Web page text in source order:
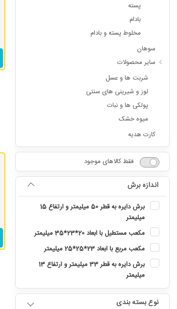
پسته
بادام
مخلوط پسته و بادام
سوهان
سایر محصولات
شربت ها و عسل
لوز و شیرینی های سنتی
پولکی ها و نبات
میوه خشک
کارت هدیه
فقط کالاهای موجود
اندازه برش
برش دایره به قطر 50 میلیمتر و ارتفاع 15
میلیمتر
مکعب مستطیل با ابعاد 20*23*35 میلیمتر
مکعب مربع با ابعاد 23*25*25 میلیمتر
برش دایره به قطر 33 میلیمتر و ارتفاع 13
میلیمتر
نوع بسته بندی